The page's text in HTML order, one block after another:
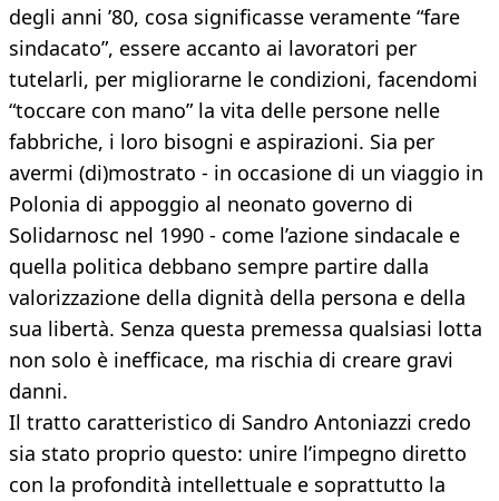
degli anni ’80, cosa significasse veramente “fare
sindacato”, essere accanto ai lavoratori per
tutelarli, per migliorarne le condizioni, facendomi
“toccare con mano” la vita delle persone nelle
fabbriche, i loro bisogni e aspirazioni. Sia per
avermi (di)mostrato - in occasione di un viaggio in
Polonia di appoggio al neonato governo di
Solidarnosc nel 1990 - come l’azione sindacale e
quella politica debbano sempre partire dalla
valorizzazione della dignità della persona e della
sua libertà. Senza questa premessa qualsiasi lotta
non solo è inefficace, ma rischia di creare gravi
danni.
Il tratto caratteristico di Sandro Antoniazzi credo
sia stato proprio questo: unire l’impegno diretto
con la profondità intellettuale e soprattutto la